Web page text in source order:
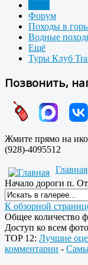
Форум
Походы в
Водные
Ещё
Туры Клуб
Позвонить,
Жмите прямо на
(928)-4095512
Главная
Начало дороги п.
К обзорной
Общее количество
Доступ ко всем
TOP 12: Лучшие
комментарии -